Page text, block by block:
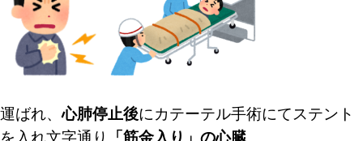
運ばれ、心肺停止後にカテーテル手術にて ステント
を入れ文字通り
「筋金入り」の心臓